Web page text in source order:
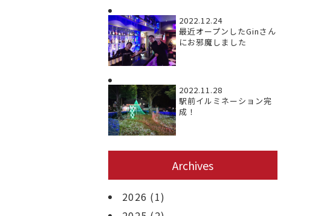
2022.12.24
最近オープンしたGinさん
にお邪魔しました
2022.11.28
駅前イルミネーション完
成！
Archives
2026 (1)